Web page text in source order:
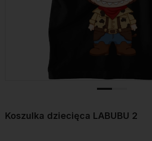
Koszulka dziecięca LABUBU 2